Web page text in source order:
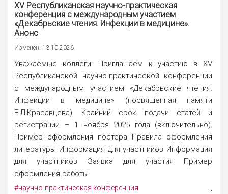
XV Республиканская научно-практическая
конференция с международным участием
«Декабрьские чтения. Инфекции в медицине».
Анонс
Изменен: 13.10.2026
Уважаемые коллеги! Приглашаем к участию в XV
Республиканской научно-практической конференции
с международным участием «Декабрьские чтения.
Инфекции в медицине» (посвященная памяти
Е.Л.Красавцева). Крайний срок подачи статей и
регистрации – 1 ноября 2025 года (включительно).
Пример оформления постера Правила оформления
литературы Информация для участников Информация
для участников Заявка для участия Пример
оформления работы
#научно-практическая конференция ,